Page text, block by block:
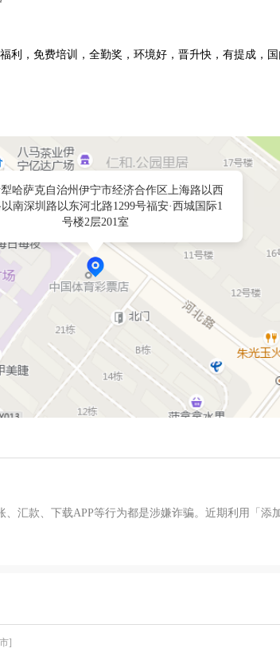
利，免费培训，全勤奖，环境好，晋升快，有提成，
哈萨克自治州伊宁市经济合作区上海路以西
南深圳路以东河北路1299号福安·西城国际1
号楼2层201室
、汇款、下载APP等行为都是涉嫌诈骗。近期利用「添
]